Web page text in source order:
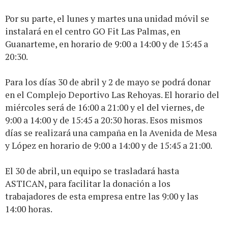
Por su parte, el lunes y martes una unidad móvil se
instalará en el centro GO Fit Las Palmas, en
Guanarteme, en horario de 9:00 a 14:00 y de 15:45 a
20:30.
Para los días 30 de abril y 2 de mayo se podrá donar
en el Complejo Deportivo Las Rehoyas. El horario del
miércoles será de 16:00 a 21:00 y el del viernes, de
9:00 a 14:00 y de 15:45 a 20:30 horas. Esos mismos
días se realizará una campaña en la Avenida de Mesa
y López en horario de 9:00 a 14:00 y de 15:45 a 21:00.
El 30 de abril, un equipo se trasladará hasta
ASTICAN, para facilitar la donación a los
trabajadores de esta empresa entre las 9:00 y las
14:00 horas.